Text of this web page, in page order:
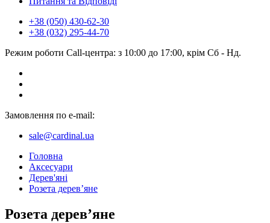
+38 (050) 430-62-30
+38 (032) 295-44-70
Режим роботи Call-центра: з 10:00 до 17:00, крім Сб - Нд.
Замовлення по e-mail:
sale@cardinal.ua
Головна
Аксесуари
Дерев'яні
Розета дерев’яне
Розета дерев’яне